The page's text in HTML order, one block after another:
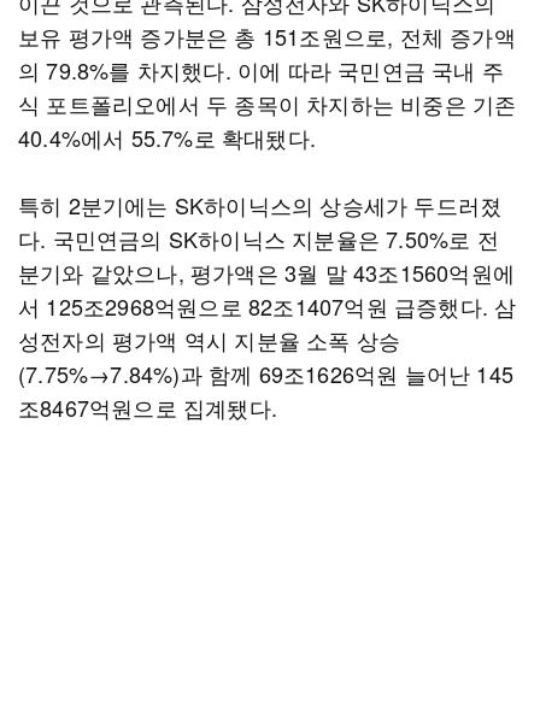
보유 평가액 증가분은 총 151조원으로, 전체 증가액
의 79.8%를 차지했다. 이에 따라 국민연금 국내 주
식 포트폴리오에서 두 종목이 차지하는 비중은 기존
40.4%에서 55.7%로 확대됐다.
특히 2분기에는 SK하이닉스의 상승세가 두드러졌
다. 국민연금의 SK하이닉스 지분율은 7.50%로 전
분기와 같았으나, 평가액은 3월 말 43조1560억원에
서 125조2968억원으로 82조1407억원 급증했다. 삼
성전자의 평가액 역시 지분율 소폭 상승
(7.75%→7.84%)과 함께 69조1626억원 늘어난 145
조8467억원으로 집계됐다.